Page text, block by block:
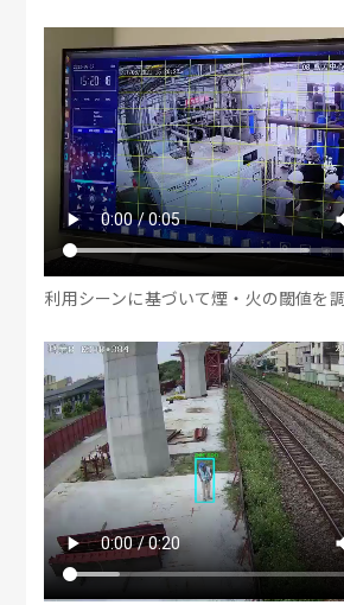
利用シーンに基づいて煙・火の閾値を